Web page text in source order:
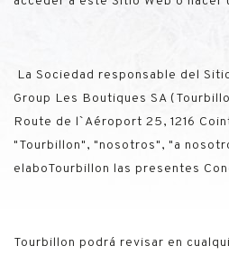
La Sociedad responsable del
Group Les Boutiques SA
Route de l`Aéroport 25, 1216
"Tourbillon", "nosotros", "a
elaboTourbillon las presentes
Tourbillon podrá revisar en